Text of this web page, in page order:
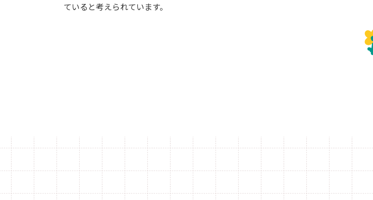
ていると考えられています。